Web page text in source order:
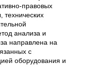
правовых
технических
анализа и
направлена на
с
оборудования и